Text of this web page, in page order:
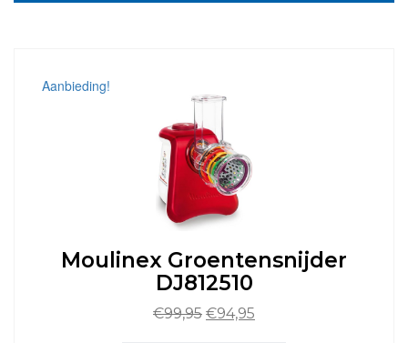
Aanbieding!
Moulinex Groentensnijder
DJ812510
€99,95 Oorspronkelijke
€94,95